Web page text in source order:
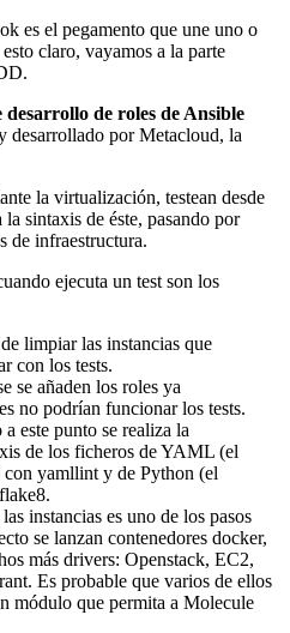
es el pegamento que une uno o
claro, vayamos a la parte
de roles de Ansible
desarrollado por Metacloud, la
la virtualización, testean desde
sintaxis de éste, pasando por
de infraestructura.
ejecuta un test son los
limpiar las instancias que
con los tests.
se añaden los roles ya
no podrían funcionar los tests.
este punto se realiza la
de los ficheros de YAML (el
yamllint y de Python (el
instancias es uno de los pasos
se lanzan contenedores docker,
más drivers: Openstack, EC2,
Es probable que varios de ellos
módulo que permita a Molecule